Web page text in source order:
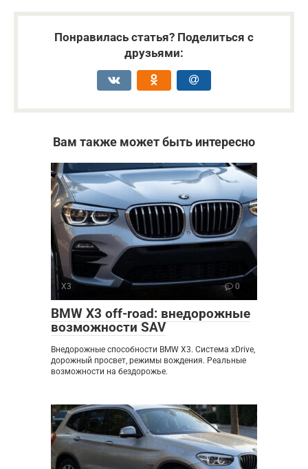
Понравилась статья? Поделиться с
друзьями:
Вам также может быть интересно
X3 0
BMW X3 off-road: внедорожные
возможности SAV
Внедорожные способности BMW X3. Система xDrive,
дорожный просвет, режимы вождения. Реальные
возможности на бездорожье.